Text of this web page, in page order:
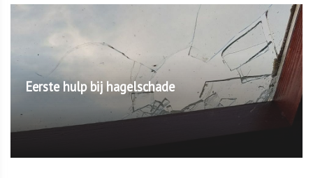
Eerste hulp bij hagelschade